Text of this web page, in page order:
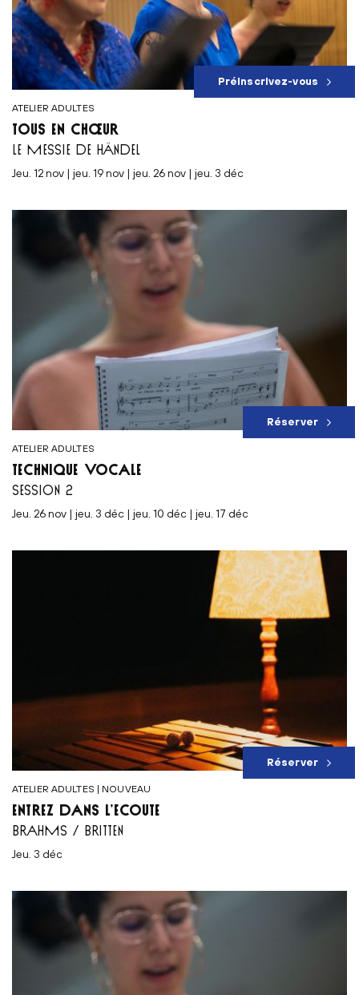
ATELIER ADULTES
TOUS EN CHŒUR
LE MESSIE DE HÄNDEL
jeu. 12 nov | jeu. 19 nov | jeu. 26 nov | jeu. 3 déc
Préinscrivez-vous
ATELIER ADULTES
TECHNIQUE VOCALE
SESSION 2
jeu. 26 nov | jeu. 3 déc | jeu. 10 déc | jeu. 17 déc
Réserver
ATELIER ADULTES | NOUVEAU
ENTREZ DANS L’ÉCOUTE
BRAHMS / BRITTEN
jeu. 3 déc
Réserver